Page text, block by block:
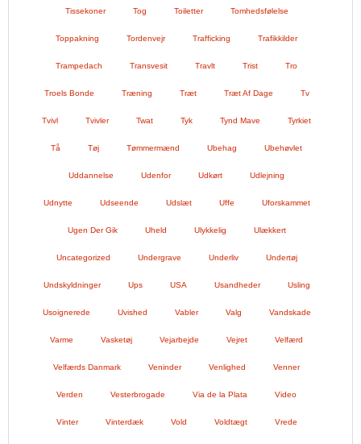
Tissekoner Tog Toiletter Tomhedsfølelse
Toppakning Tordenvejr Trafficking Trafikkilder
Trampedach Transvesit Travlt Trist Tro
Troels Bonde Træning Træt Træt Af Dage Tv
Tvivl Tvivler Twat Tyk Tynd Mave Tyrkiet
Tå Tøj Tømmermænd Ubehag Ubehøvlet
Uddannelse Udenfor Udkørt Udlejning
Udnytte Udseende Udslæt Uffe Uforskammet
Ugen Der Gik Uheld Ulykkelig Ulækkert
Uncategorized Undergrave Underliv Undertøj
Undskyldninger Ups USA Usandheder Usling
Usoignerede Uvished Vabler Valg Vandskade
Varme Vasketøj Vejarbejde Vejret Velfærd
Velfærds Danmark Veninder Venlighed Venner
Verden Vesterbrogade Via de la Plata Video
Vinter Vinterdæk Vold Voldtægt Vrede